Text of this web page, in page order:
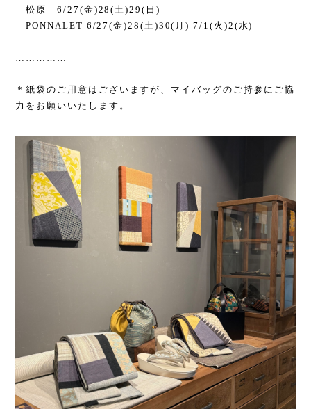
松原6/27(金)28(土)29( 日 )
PONNALET 6/27(金)28(土)30( 月) 7/1( 火 )2(水)
……………
＊紙袋のご用意はございますが、マイバッグのご持参にご協
力をお願いいたします。